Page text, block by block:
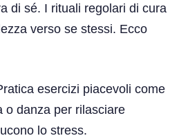
di sé. I rituali regolari di cura
verso se stessi. Ecco
esercizi piacevoli come
o danza per rilasciare
lo stress.